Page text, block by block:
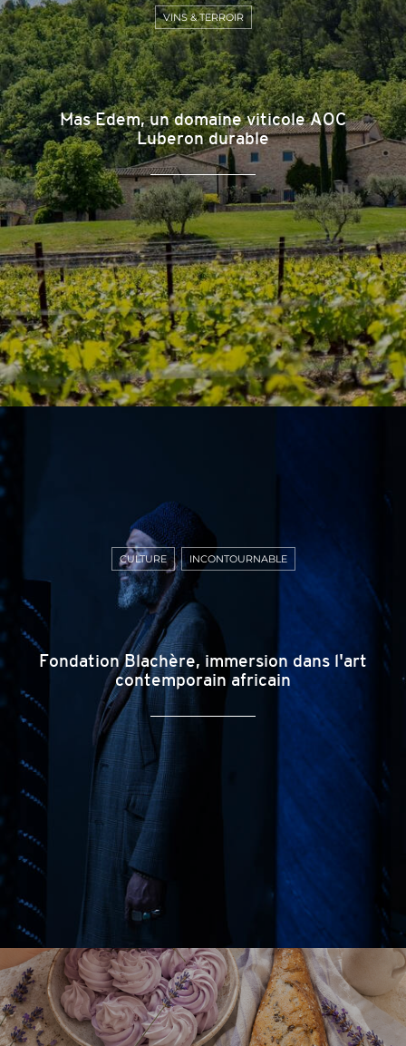
Mas Edem, un domaine viticole AOC
Luberon durable
VINS & TERROIR
Fondation Blachère, immersion dans l'art
contemporain africain
CULTURE INCONTOURNABLE